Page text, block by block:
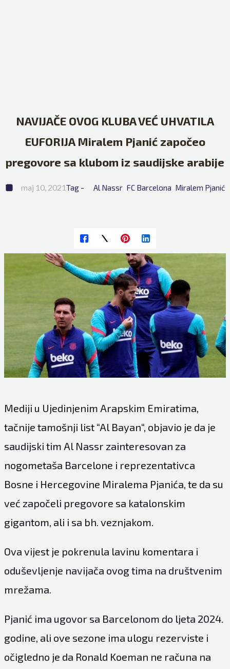
NAVIJAČE OVOG KLUBA VEĆ UHVATILA
EUFORIJA Miralem Pjanić započeo
pregovore sa klubom iz saudijske arabije
maj 10, 2021Tag - Al Nassr FC Barcelona Miralem Pjanić
Mediji u Ujedinjenim Arapskim Emiratima,
tačnije tamošnji list “Al Bayan“, objavio je da je
saudijski tim Al Nassr zainteresovan za
nogometaša Barcelone i reprezentativca
Bosne i Hercegovine Miralema Pjanića, te da su
već započeli pregovore sa katalonskim
gigantom, ali i sa bh. veznjakom.
Ova vijest je pokrenula lavinu komentara i
oduševljenje navijača ovog tima na društvenim
mrežama.
Pjanić ima ugovor sa Barcelonom do ljeta 2024.
godine, ali ove sezone ima ulogu rezerviste i
očigledno je da Ronald Koeman ne računa na